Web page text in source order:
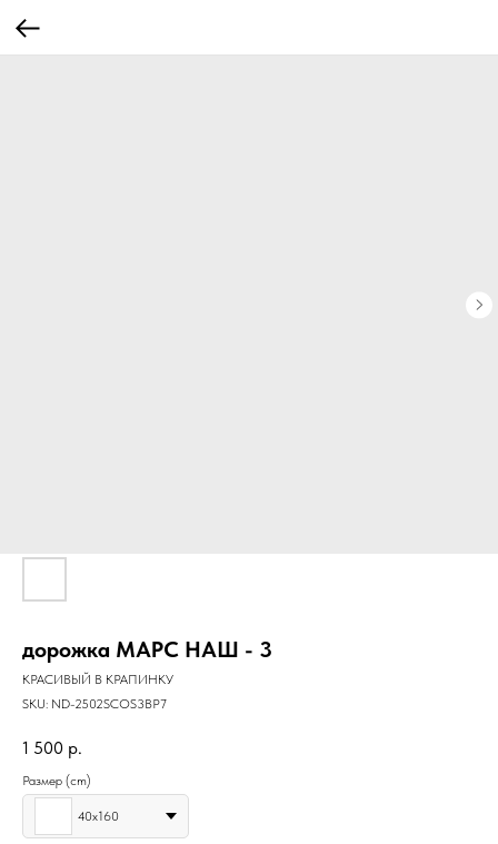
дорожка МАРС НАШ - 3
КРАСИВЫЙ В КРАПИНКУ
SKU: ND-2502SCOS3BP7
1 500 р.
Размер (cm)
40х160